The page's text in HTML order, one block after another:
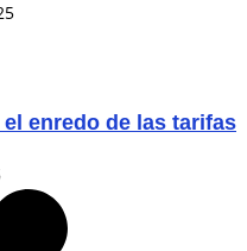
enredo de las tarifas